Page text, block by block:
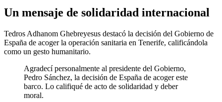
Un mensaje de solidaridad internacional
Tedros Adhanom Ghebreyesus destacó la decisión del Gobierno de
España de acoger la operación sanitaria en Tenerife, calificándola
como un gesto humanitario.
Agradecí personalmente al presidente del Gobierno,
Pedro Sánchez, la decisión de España de acoger este
barco. Lo califiqué de acto de solidaridad y deber
moral.